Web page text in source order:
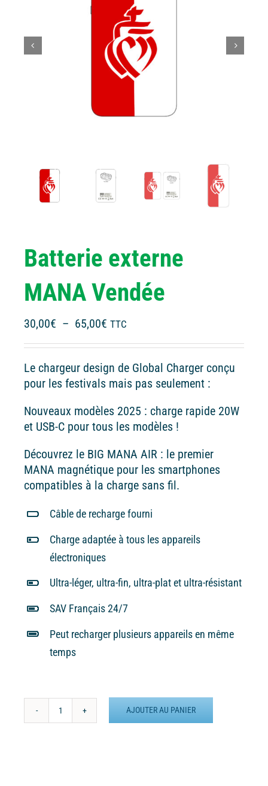
Batterie externe
MANA Vendée
30,00€ – 65,00€ Plage
30,00€
à
TTC
Le chargeur design de Global Charger conçu
pour les festivals mais pas seulement :
Nouveaux modèles 2025 : charge rapide 20W
et USB-C pour tous les modèles !
Découvrez le BIG MANA AIR : le premier
MANA magnétique pour les smartphones
compatibles à la charge sans fil.
Câble de recharge fourni
Charge adaptée à tous les appareils
électroniques
Ultra-léger, ultra-fin, ultra-plat et ultra-résistant
SAV Français 24/7
Peut recharger plusieurs appareils en même
temps
quantité
AJOUTER AU PANIER